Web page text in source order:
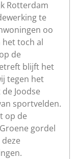
Rotterdam
te
oo
het toch al
de
blijft het
tegen het
Joodse
sportvelden.
op de
gordel